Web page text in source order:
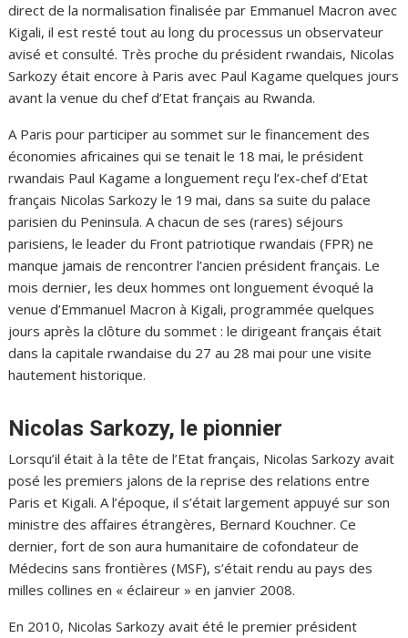
direct de la normalisation finalisée par Emmanuel Macron avec
Kigali, il est resté tout au long du processus un observateur
avisé et consulté. Très proche du président rwandais, Nicolas
Sarkozy était encore à Paris avec Paul Kagame quelques jours
avant la venue du chef d’Etat français au Rwanda.
A Paris pour participer au sommet sur le financement des
économies africaines qui se tenait le 18 mai, le président
rwandais Paul Kagame a longuement reçu l’ex-chef d’Etat
français Nicolas Sarkozy le 19 mai, dans sa suite du palace
parisien du Peninsula. A chacun de ses (rares) séjours
parisiens, le leader du Front patriotique rwandais (FPR) ne
manque jamais de rencontrer l’ancien président français. Le
mois dernier, les deux hommes ont longuement évoqué la
venue d’Emmanuel Macron à Kigali, programmée quelques
jours après la clôture du sommet : le dirigeant français était
dans la capitale rwandaise du 27 au 28 mai pour une visite
hautement historique.
Nicolas Sarkozy, le pionnier
Lorsqu’il était à la tête de l’Etat français, Nicolas Sarkozy avait
posé les premiers jalons de la reprise des relations entre
Paris et Kigali. A l’époque, il s’était largement appuyé sur son
ministre des affaires étrangères, Bernard Kouchner. Ce
dernier, fort de son aura humanitaire de cofondateur de
Médecins sans frontières (MSF), s’était rendu au pays des
milles collines en « éclaireur » en janvier 2008.
En 2010, Nicolas Sarkozy avait été le premier président